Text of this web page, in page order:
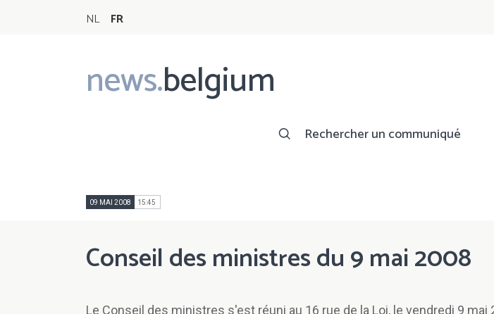
NL FR
news.belgium
Main
navigation
Rechercher un communiqué
09 MAI 2008 15:45
Conseil des ministres du 9 mai 2008
Le Conseil des ministres s'est réuni au 16 rue de la Loi, le vendredi 9 mai